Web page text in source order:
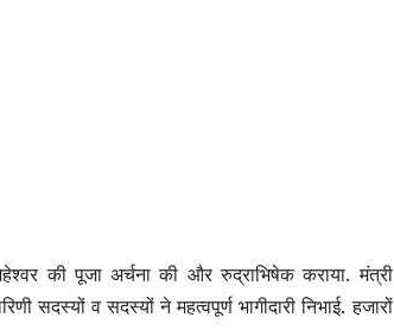
की पूजा अर्चना की और रुद्राभिषेक कराया. मंत्री
सदस्यों व सदस्यों ने महत्वपूर्ण भागीदारी निभाई. हजारों